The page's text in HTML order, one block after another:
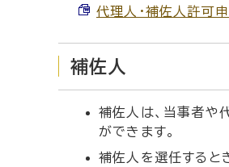
代理人・補佐人許可
補佐人
補佐人は、当事者や
ができます。
補佐人を選任すると